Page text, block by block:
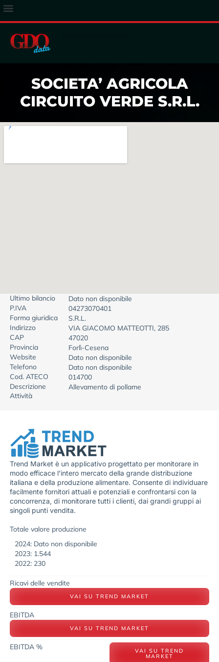
SOCIETA’ AGRICOLA
CIRCUITO VERDE S.R.L.
Ultimo bilancio
Dato non disponibile
P.IVA
04273070401
Forma giuridica
S.R.L.
Indirizzo
VIA GIACOMO MATTEOTTI, 285
CAP
47020
Provincia
Forlì-Cesena
Website
Dato non disponibile
Telefono
Dato non disponibile
Cod. ATECO
014700
Descrizione
Attività
Allevamento di pollame
Trend Market è un applicativo progettato per monitorare in
modo efficace l’intero mercato della grande distribuzione
italiana e della produzione alimentare. Consente di individuare
facilmente fornitori attuali e potenziali e confrontarsi con la
concorrenza, di monitorare tutti i clienti, dai grandi gruppi ai
singoli punti vendita.
Totale valore produzione
2024: Dato non disponibile
2023: 1.544
2022: 230
Ricavi delle vendite
VAI SU TREND MARKET
EBITDA
VAI SU TREND MARKET
EBITDA % VAI SU TREND
MARKET